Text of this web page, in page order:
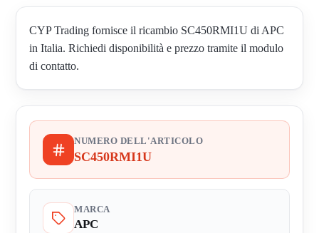
CYP Trading fornisce il ricambio SC450RMI1U di APC
in Italia. Richiedi disponibilità e prezzo tramite il modulo
di contatto.
NUMERO DELL'ARTICOLO
SC450RMI1U
MARCA
APC